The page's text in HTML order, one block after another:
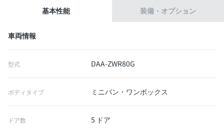
基本性能 装備・オプション
車両情報
型式 DAA-ZWR80G
ボディタイプ ミニバン・ワンボックス
ドア数 5 ドア